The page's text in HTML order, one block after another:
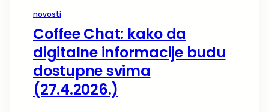
novosti
Coffee Chat: kako da
digitalne informacije budu
dostupne svima
(27.4.2026.)